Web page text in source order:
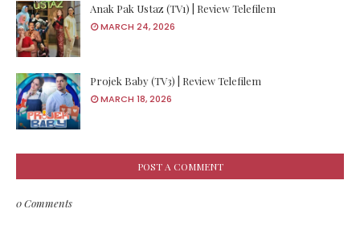
Anak Pak Ustaz (TV1) | Review Telefilem
MARCH 24, 2026
Projek Baby (TV3) | Review Telefilem
MARCH 18, 2026
POST A COMMENT
0 Comments